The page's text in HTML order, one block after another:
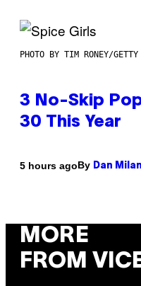
PHOTO BY TIM RONEY/
3 No-Skip
30 This Year
5 hours agoBy Dan
MORE
FROM